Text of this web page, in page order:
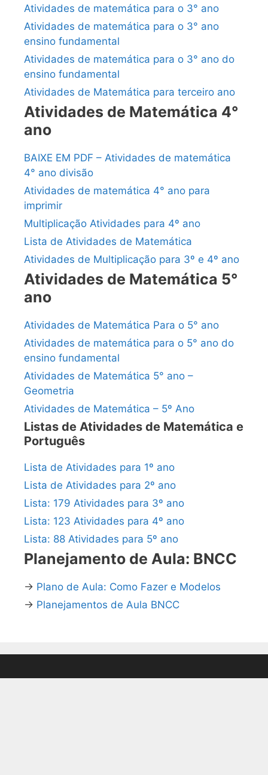
Atividades de matemática para o 3° ano
Atividades de matemática para o 3° ano
ensino fundamental
Atividades de matemática para o 3° ano do
ensino fundamental
Atividades de Matemática para terceiro ano
Atividades de Matemática 4°
ano
BAIXE EM PDF – Atividades de matemática
4° ano divisão
Atividades de matemática 4° ano para
imprimir
Multiplicação Atividades para 4º ano
Lista de Atividades de Matemática
Atividades de Multiplicação para 3º e 4º ano
Atividades de Matemática 5°
ano
Atividades de Matemática Para o 5° ano
Atividades de matemática para o 5° ano do
ensino fundamental
Atividades de Matemática 5° ano –
Geometria
Atividades de Matemática – 5º Ano
Listas de Atividades de Matemática e
Português
Lista de Atividades para 1º ano
Lista de Atividades para 2º ano
Lista: 179 Atividades para 3º ano
Lista: 123 Atividades para 4º ano
Lista: 88 Atividades para 5º ano
Planejamento de Aula: BNCC
→ Plano de Aula: Como Fazer e Modelos
→ Planejamentos de Aula BNCC